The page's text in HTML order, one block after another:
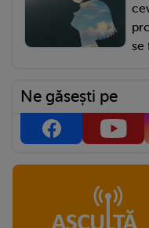
se
Ne găsești pe